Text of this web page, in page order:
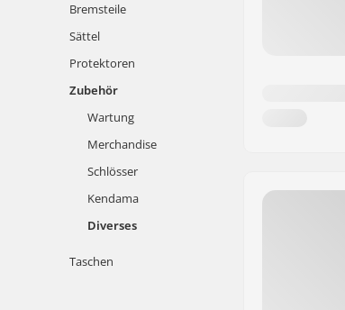
Bremsteile
Sättel
Protektoren
Zubehör
Wartung
Merchandise
Schlösser
Kendama
Diverses
Taschen